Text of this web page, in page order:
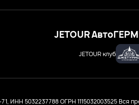
JETOUR клуб
JETOUR
ИНН 5032237788ОГРН 1115032003525 Вся